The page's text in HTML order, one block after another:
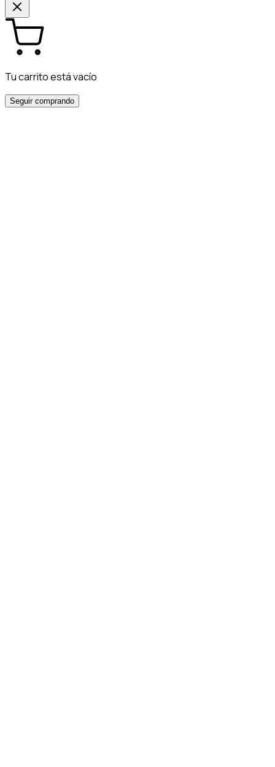
Tu carrito está vacío
Seguir comprando